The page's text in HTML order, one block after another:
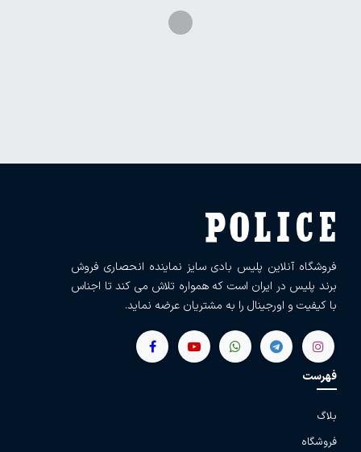
فروشگاه آنلاین پلیس بادی سایز نماینده انحصاری فروش
برند پلیس در ایران است که همواره تلاش می کند تا اجناس
با کیفیت و اورجینال را به مشتریان عرضه نماید.
فهرست
بلاگ
فروشگاه